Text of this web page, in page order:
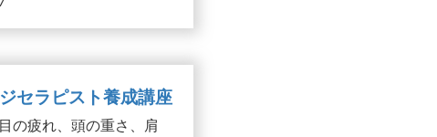
ラピスト養成講座
疲れ、頭の重さ、肩